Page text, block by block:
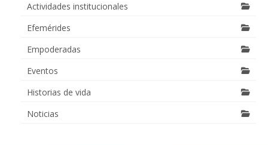
Actividades institucionales
Efemérides
Empoderadas
Eventos
Historias de vida
Noticias